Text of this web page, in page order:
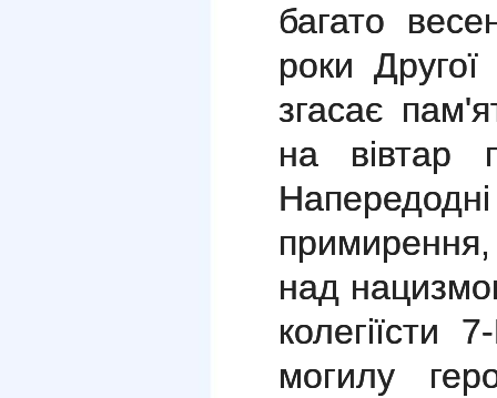
багато
роки
згасає
на вівтар
над
колегіїсти
могилу